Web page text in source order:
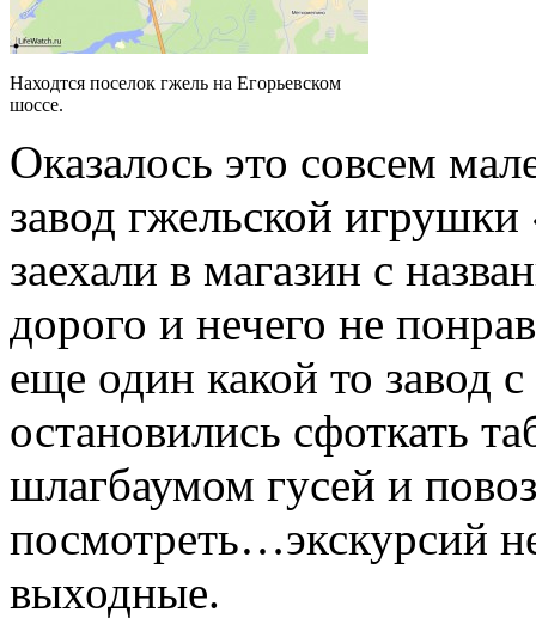
Находтся поселок гжель на Егорьевском
шоссе.
Оказалось это совсем
завод гжельской
заехали в магазин с
дорого и нечего не
еще один какой то завод
остановились сфоткать
шлагбаумом гусей и
посмотреть…экскурсий
выходные.